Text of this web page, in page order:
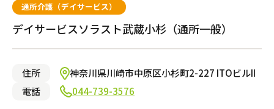
通所介護（デイサービス）
デイサービスソラスト武蔵小杉（通所一般）
住所
神奈川県川崎市中原区小杉町2-227 ITOビルII
電話
044-739-3576
小規模多機能型居宅介護